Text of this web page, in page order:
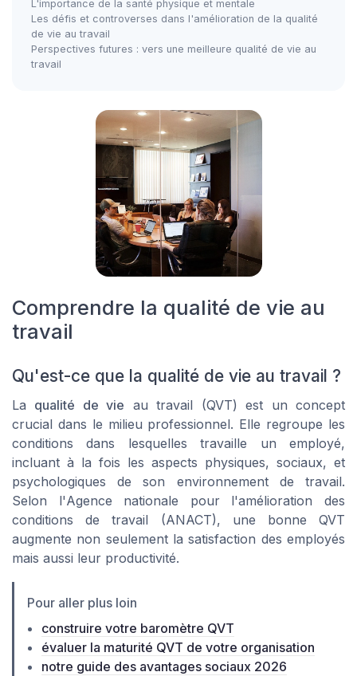
L'importance de la santé physique et mentale
Les défis et controverses dans l'amélioration de la qualité
de vie au travail
Perspectives futures : vers une meilleure qualité de vie au
travail
Comprendre la qualité de vie au
travail
Qu'est-ce que la qualité de vie au travail ?
La qualité de vie au travail (QVT) est un concept
crucial dans le milieu professionnel. Elle regroupe les
conditions dans lesquelles travaille un employé,
incluant à la fois les aspects physiques, sociaux, et
psychologiques de son environnement de travail.
Selon l'Agence nationale pour l'amélioration des
conditions de travail (ANACT), une bonne QVT
augmente non seulement la satisfaction des employés
mais aussi leur productivité.
Pour aller plus loin
construire votre baromètre QVT
évaluer la maturité QVT de votre organisation
notre guide des avantages sociaux 2026